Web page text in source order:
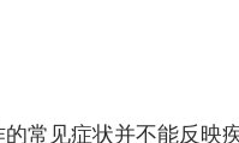
的常见症状并不能反映